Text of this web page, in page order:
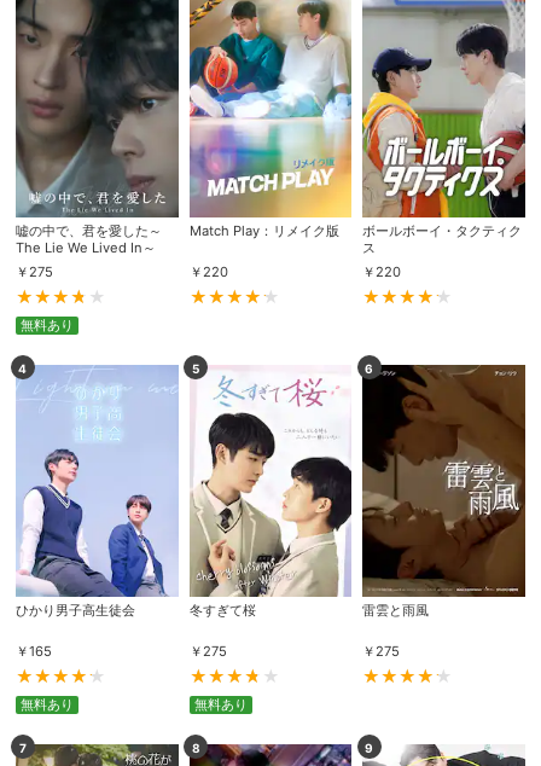
嘘の中で、君を愛した～
The Lie We Lived In～
￥ 275
無料あり
Match Play：リメイク版
￥ 220
ボールボーイ・タクティク
ス
￥ 220
4
ひかり男子高生徒会
￥165
無料あり
5
冬すぎて桜
￥ 275
無料あり
6
雷雲と雨風
￥ 275
7 8 9